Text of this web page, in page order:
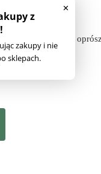
kiełki jarmużu)
do